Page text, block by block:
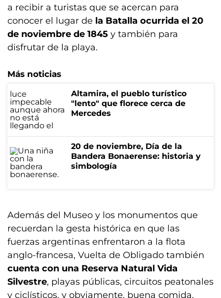
a recibir a turistas que se acercan para
conocer el lugar de la Batalla ocurrida el 20
de noviembre de 1845 y también para
disfrutar de la playa.
Más noticias
Altamira, el pueblo turístico
"lento" que florece cerca de
Mercedes
20 de noviembre, Día de la
Bandera Bonaerense: historia y
simbología
Además del Museo y los monumentos que
recuerdan la gesta histórica en que las
fuerzas argentinas enfrentaron a la flota
anglo-francesa, Vuelta de Obligado también
cuenta con una Reserva Natural Vida
Silvestre, playas públicas, circuitos peatonales
y ciclísticos, y obviamente, buena comida.